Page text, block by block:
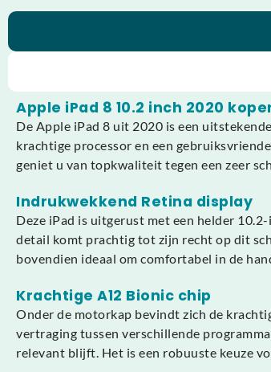
Apple iPad 8 10.2 inch 2020
De Apple iPad 8 uit 2020 is een
krachtige processor en een
geniet u van topkwaliteit tegen een zeer
Indrukwekkend Retina display
Deze iPad is uitgerust met een helder
detail komt prachtig tot zijn recht op dit
bovendien ideaal om comfortabel in de
Krachtige A12 Bionic chip
Onder de motorkap bevindt zich de
vertraging tussen verschillende
relevant blijft. Het is een robuuste keuze